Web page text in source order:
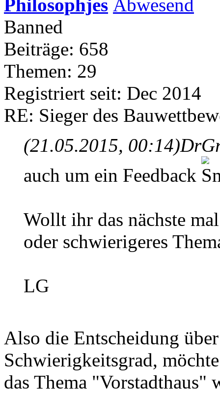
Philosophjes
Banned
Beiträge: 658
Themen: 29
Registriert seit: Dec 2014
RE: Sieger des
(21.05.2015, 00:14)
auch um ein Feedback
Wollt ihr das nächste
oder schwierigeres
LG
Also die Entscheidung
Schwierigkeitsgrad,
das Thema